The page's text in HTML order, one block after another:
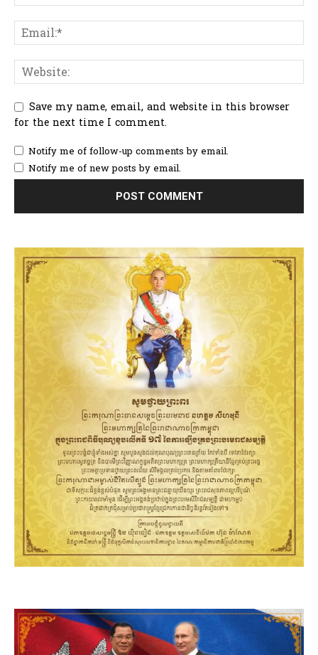
Save my name, email, and website in this browser
for the next time I comment.
Notify me of follow-up comments by email.
Notify me of new posts by email.